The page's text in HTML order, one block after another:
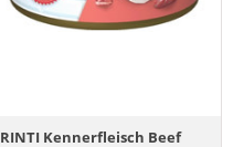
RINTI Kennerfleisch Beef